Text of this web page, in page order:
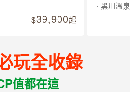
39,900起
黑川溫泉
玩全收錄
值都在這